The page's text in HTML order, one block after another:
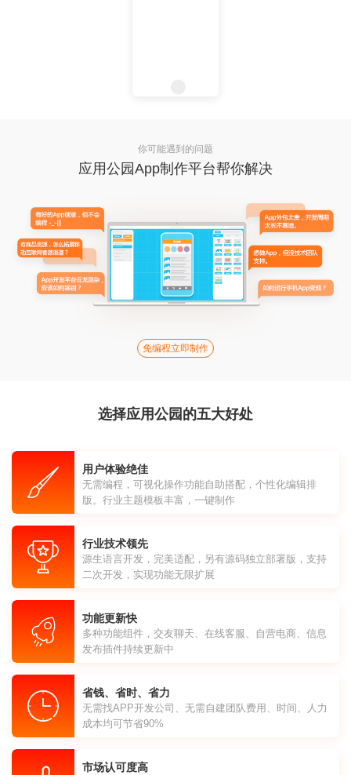
你可能遇到的问题
应用公园App制作平台帮你解决
免编程立即制作
选择应用公园的五大好处
用户体验绝佳
无需编程，可视化操作功能自助搭配，个性化编辑排
版。行业主题模板丰富，一键制作
行业技术领先
源生语言开发，完美适配，另有源码独立部署版，支持
二次开发，实现功能无限扩展
功能更新快
多种功能组件，交友聊天、在线客服、自营电商、信息
发布插件持续更新中
省钱、省时、省力
无需找APP开发公司、无需自建团队费用、时间、人力
成本均可节省90%
市场认可度高